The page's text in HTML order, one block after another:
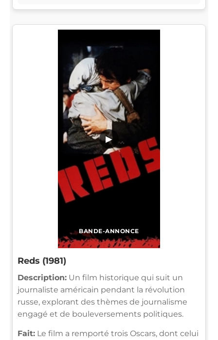
BANDE-ANNONCE
▶
Reds (1981)
Description: Un film historique qui suit un
journaliste américain pendant la révolution
russe, explorant des thèmes de journalisme
engagé et de bouleversements politiques.
Fait: Le film a remporté trois Oscars, dont celui